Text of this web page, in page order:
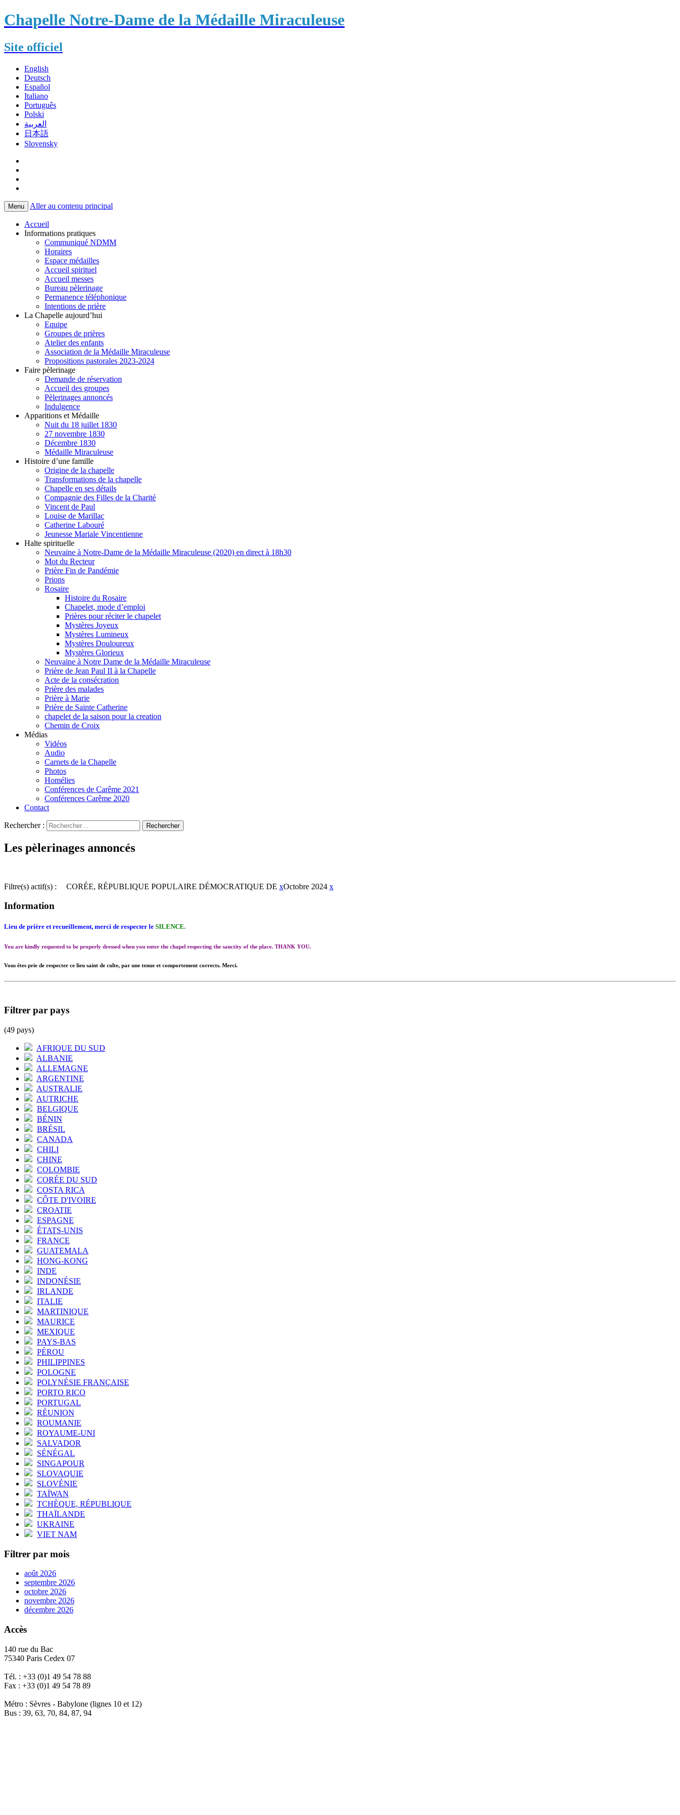
Chapelle Notre-Dame de la Médaille Miraculeuse
Site officiel
English
Deutsch
Español
Italiano
Português
Polski
العربية
日本語
Slovensky
Menu Aller au contenu principal
Accueil
Informations pratiques
Communiqué NDMM
Horaires
Espace médailles
Accueil spirituel
Accueil messes
Bureau pèlerinage
Permanence téléphonique
Intentions de prière
La Chapelle aujourd’hui
Equipe
Groupes de prières
Atelier des enfants
Association de la Médaille Miraculeuse
Propositions pastorales 2023-2024
Faire pèlerinage
Demande de réservation
Accueil des groupes
Pèlerinages annoncés
Indulgence
Apparitions et Médaille
Nuit du 18 juillet 1830
27 novembre 1830
Décembre 1830
Médaille Miraculeuse
Histoire d’une famille
Origine de la chapelle
Transformations de la chapelle
Chapelle en ses détails
Compagnie des Filles de la Charité
Vincent de Paul
Louise de Marillac
Catherine Labouré
Jeunesse Mariale Vincentienne
Halte spirituelle
Neuvaine à Notre-Dame de la Médaille Miraculeuse (2020) en direct à 18h30
Mot du Recteur
Prière Fin de Pandémie
Prions
Rosaire
Histoire du Rosaire
Chapelet, mode d’emploi
Prières pour réciter le chapelet
Mystères Joyeux
Mystères Lumineux
Mystères Douloureux
Mystères Glorieux
Neuvaine à Notre Dame de la Médaille Miraculeuse
Prière de Jean Paul II à la Chapelle
Acte de la consécration
Prière des malades
Prière à Marie
Prière de Sainte Catherine
chapelet de la saison pour la creation
Chemin de Croix
Médias
Vidéos
Audio
Carnets de la Chapelle
Photos
Homélies
Conférences de Carême 2021
Conférences Carême 2020
Contact
Rechercher :
Les pèlerinages annoncés
Filtre(s) actif(s) : CORÉE, RÉPUBLIQUE POPULAIRE DÉMOCRATIQUE DE xOctobre 2024 x
Information
Lieu de prière et recueillement, merci de respecter le SILENCE.
You are kindly requested to be properly dressed when you enter the chapel respecting the sanctity of the place. THANK YOU.
Vous êtes prie de respecter ce lieu saint de culte, par une tenue et comportement corrects. Merci.
Filtrer par pays
(49 pays)
AFRIQUE DU SUD
ALBANIE
ALLEMAGNE
ARGENTINE
AUSTRALIE
AUTRICHE
BELGIQUE
BÉNIN
BRÉSIL
CANADA
CHILI
CHINE
COLOMBIE
CORÉE DU SUD
COSTA RICA
CÔTE D'IVOIRE
CROATIE
ESPAGNE
ÉTATS-UNIS
FRANCE
GUATEMALA
HONG-KONG
INDE
INDONÉSIE
IRLANDE
ITALIE
MARTINIQUE
MAURICE
MEXIQUE
PAYS-BAS
PÉROU
PHILIPPINES
POLOGNE
POLYNÉSIE FRANÇAISE
PORTO RICO
PORTUGAL
RÉUNION
ROUMANIE
ROYAUME-UNI
SALVADOR
SÉNÉGAL
SINGAPOUR
SLOVAQUIE
SLOVÉNIE
TAÏWAN
TCHÈQUE, RÉPUBLIQUE
THAÏLANDE
UKRAINE
VIET NAM
Filtrer par mois
août 2026
septembre 2026
octobre 2026
novembre 2026
décembre 2026
Accès
140 rue du Bac
75340 Paris Cedex 07
Tél. : +33 (0)1 49 54 78 88
Fax : +33 (0)1 49 54 78 89
Métro : Sèvres - Babylone (lignes 10 et 12)
Bus : 39, 63, 70, 84, 87, 94